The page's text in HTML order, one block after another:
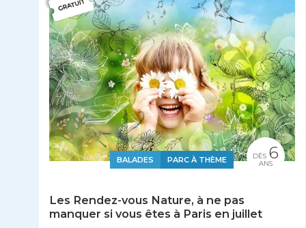
BALADES PARC À THÈME
Les Rendez-vous Nature, à ne pas
manquer si vous êtes à Paris en juillet
DÈS 6
ANS